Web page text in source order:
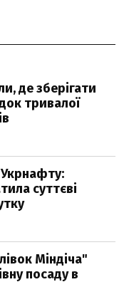
де зберігати
тривалої
суттєві
Міндіча"
посаду в